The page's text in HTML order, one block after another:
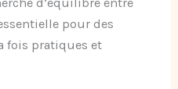
pour des
fois pratiques et